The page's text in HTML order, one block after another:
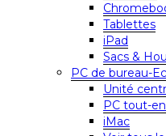
Tablettes
iPad
Sacs &
PC de bureau-
Unité
PC tout-
iMac